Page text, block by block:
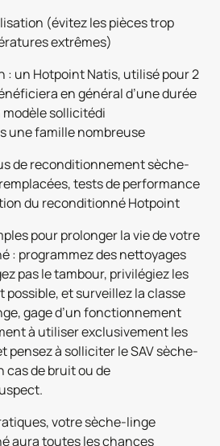
(évitez les pièces trop
extrêmes)
: un Hotpoint Natis, utilisé pour 2
en général d’une durée
sollicitédi
une famille nombreuse
de reconditionnement sèche-
tests de performance
du reconditionné Hotpoint
pour prolonger la vie de votre
: programmez des nettoyages
pas le tambour, privilégiez les
possible, et surveillez la classe
gage d’un fonctionnement
à utiliser exclusivement les
pensez à solliciter le SAV sèche-
cas de bruit ou de
votre sèche-linge
aura toutes les chances